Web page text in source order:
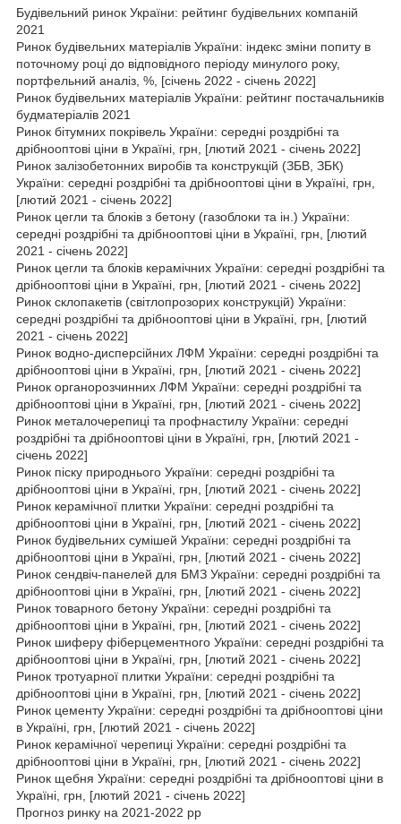
Будівельний ринок України: рейтинг будівельних компаній
2021
Ринок будівельних матеріалів України: індекс зміни попиту в
поточному році до відповідного періоду минулого року,
портфельний аналіз, %, [січень 2022 - січень 2022]
Ринок будівельних матеріалів України: рейтинг постачальників
будматеріалів 2021
Ринок бітумних покрівель України: середні роздрібні та
дрібнооптові ціни в Україні, грн, [лютий 2021 - січень 2022]
Ринок залізобетонних виробів та конструкцій (ЗБВ, ЗБК)
України: середні роздрібні та дрібнооптові ціни в Україні, грн,
[лютий 2021 - січень 2022]
Ринок цегли та блоків з бетону (газоблоки та ін.) України:
середні роздрібні та дрібнооптові ціни в Україні, грн, [лютий
2021 - січень 2022]
Ринок цегли та блоків керамічних України: середні роздрібні та
дрібнооптові ціни в Україні, грн, [лютий 2021 - січень 2022]
Ринок склопакетів (світлопрозорих конструкцій) України:
середні роздрібні та дрібнооптові ціни в Україні, грн, [лютий
2021 - січень 2022]
Ринок водно-дисперсійних ЛФМ України: середні роздрібні та
дрібнооптові ціни в Україні, грн, [лютий 2021 - січень 2022]
Ринок органорозчинних ЛФМ України: середні роздрібні та
дрібнооптові ціни в Україні, грн, [лютий 2021 - січень 2022]
Ринок металочерепиці та профнастилу України: середні
роздрібні та дрібнооптові ціни в Україні, грн, [лютий 2021 -
січень 2022]
Ринок піску природнього України: середні роздрібні та
дрібнооптові ціни в Україні, грн, [лютий 2021 - січень 2022]
Ринок керамічної плитки України: середні роздрібні та
дрібнооптові ціни в Україні, грн, [лютий 2021 - січень 2022]
Ринок будівельних сумішей України: середні роздрібні та
дрібнооптові ціни в Україні, грн, [лютий 2021 - січень 2022]
Ринок сендвіч-панелей для БМЗ України: середні роздрібні та
дрібнооптові ціни в Україні, грн, [лютий 2021 - січень 2022]
Ринок товарного бетону України: середні роздрібні та
дрібнооптові ціни в Україні, грн, [лютий 2021 - січень 2022]
Ринок шиферу фіберцементного України: середні роздрібні та
дрібнооптові ціни в Україні, грн, [лютий 2021 - січень 2022]
Ринок тротуарної плитки України: середні роздрібні та
дрібнооптові ціни в Україні, грн, [лютий 2021 - січень 2022]
Ринок цементу України: середні роздрібні та дрібнооптові ціни
в Україні, грн, [лютий 2021 - січень 2022]
Ринок керамічної черепиці України: середні роздрібні та
дрібнооптові ціни в Україні, грн, [лютий 2021 - січень 2022]
Ринок щебня України: середні роздрібні та дрібнооптові ціни в
Україні, грн, [лютий 2021 - січень 2022]
Прогноз ринку на 2021-2022 рр